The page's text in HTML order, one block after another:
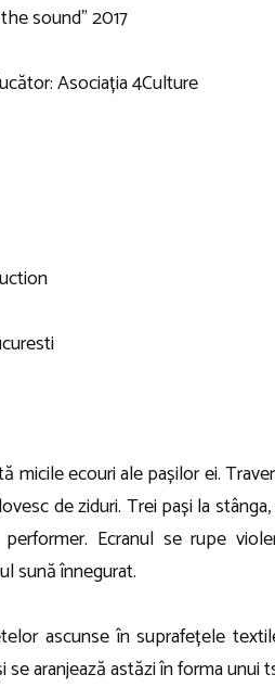
sound” 2017
Asociația 4Culture
micile ecouri ale pașilor ei.
de ziduri. Trei pași la
Ecranul se rupe
sună înnegurat.
ascunse în suprafețele
aranjează astăzi în forma unui